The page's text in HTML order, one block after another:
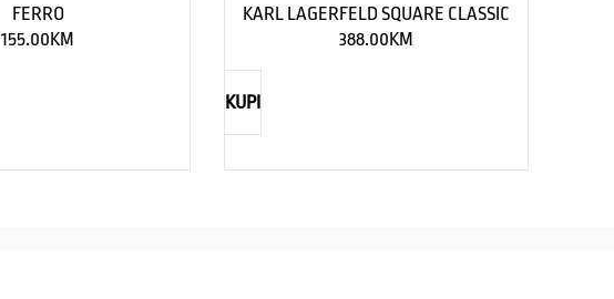
FERRO
155.00KM
KARL LAGERFELD SQUARE CLASSIC
388.00KM
KUPI